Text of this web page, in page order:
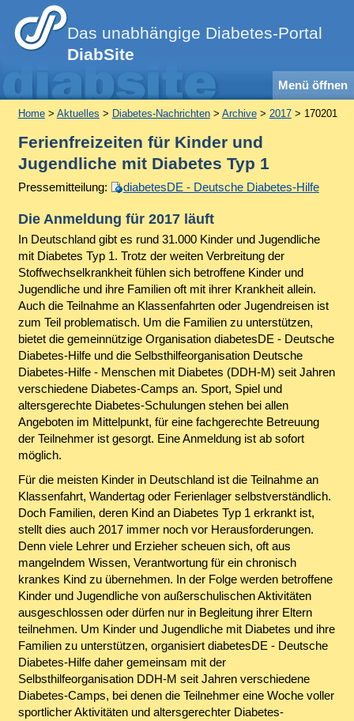
Das unabhängige Diabetes-Portal
DiabSite
Menü öffnen
Home> Aktuelles > Diabetes-Nachrichten> Archive> 2017> 170201
Ferienfreizeiten für Kinder und
Jugendliche mit Diabetes Typ 1
Pressemitteilung: diabetesDE - Deutsche Diabetes-Hilfe
Die Anmeldung für 2017 läuft
In Deutschland gibt es rund 31.000 Kinder und Jugendliche
mit Diabetes Typ 1. Trotz der weiten Verbreitung der
Stoffwechselkrankheit fühlen sich betroffene Kinder und
Jugendliche und ihre Familien oft mit ihrer Krankheit allein.
Auch die Teilnahme an Klassenfahrten oder Jugendreisen ist
zum Teil problematisch. Um die Familien zu unterstützen,
bietet die gemeinnützige Organisation diabetesDE - Deutsche
Diabetes-Hilfe und die Selbsthilfeorganisation Deutsche
Diabetes-Hilfe - Menschen mit Diabetes (DDH-M) seit Jahren
verschiedene Diabetes-Camps an. Sport, Spiel und
altersgerechte Diabetes-Schulungen stehen bei allen
Angeboten im Mittelpunkt, für eine fachgerechte Betreuung
der Teilnehmer ist gesorgt. Eine Anmeldung ist ab sofort
möglich.
Für die meisten Kinder in Deutschland ist die Teilnahme an
Klassenfahrt, Wandertag oder Ferienlager selbstverständlich.
Doch Familien, deren Kind an Diabetes Typ 1 erkrankt ist,
stellt dies auch 2017 immer noch vor Herausforderungen.
Denn viele Lehrer und Erzieher scheuen sich, oft aus
mangelndem Wissen, Verantwortung für ein chronisch
krankes Kind zu übernehmen. In der Folge werden betroffene
Kinder und Jugendliche von außerschulischen Aktivitäten
ausgeschlossen oder dürfen nur in Begleitung ihrer Eltern
teilnehmen. Um Kinder und Jugendliche mit Diabetes und ihre
Familien zu unterstützen, organisiert diabetesDE - Deutsche
Diabetes-Hilfe daher gemeinsam mit der
Selbsthilfeorganisation DDH-M seit Jahren verschiedene
Diabetes-Camps, bei denen die Teilnehmer eine Woche voller
sportlicher Aktivitäten und altersgerechter Diabetes-